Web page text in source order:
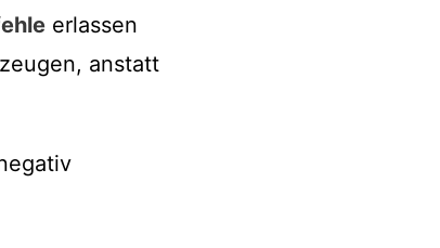
erlassen
anstatt